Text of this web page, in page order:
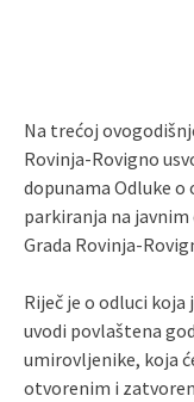
Na trećoj
Rovinja-Rovigno
dopunama Odluke
parkiranja na
Grada Rovinja-
Riječ je o odluci koja
uvodi povlaštena
umirovljenike, koja
otvorenim i